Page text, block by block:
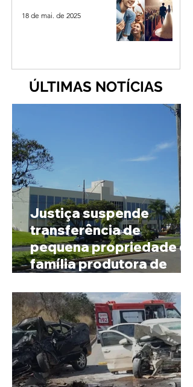
18 de mai. de 2025
ÚLTIMAS NOTÍCIAS
Justiça suspende
transferência de
pequena propriedade de
família produtora de